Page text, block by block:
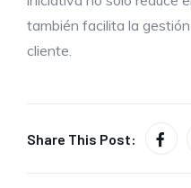
también facilita la
cliente.
Share This Post: